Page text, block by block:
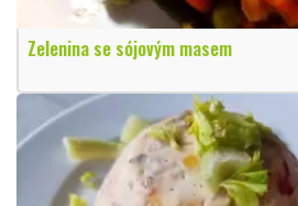
Zelenina se sójovým masem